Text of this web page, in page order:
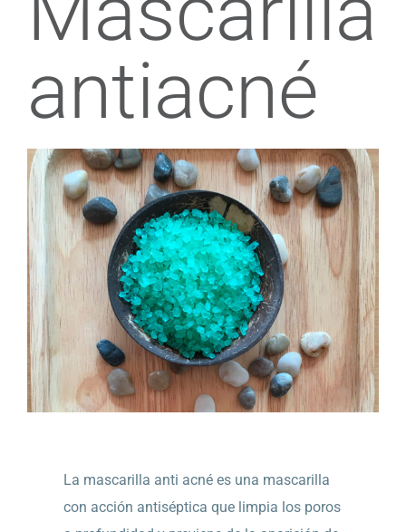
antiacné
La mascarilla anti acné es una mascarilla
con acción antiséptica que limpia los poros